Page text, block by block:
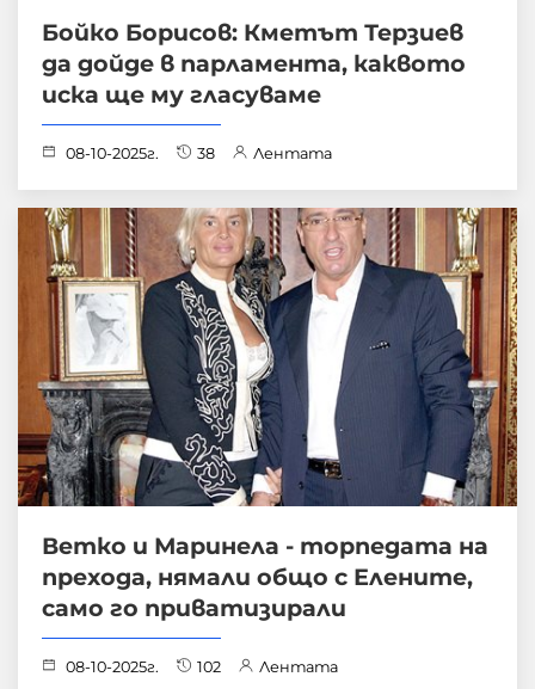
Бойко Борисов: Кметът Терзиев
да дойде в парламента, каквото
иска ще му гласуваме
08-10-2025г. 38 Лентата
Ветко и Маринела - торпедата на
прехода, нямали общо с Елените,
само го приватизирали
08-10-2025г. 102 Лентата